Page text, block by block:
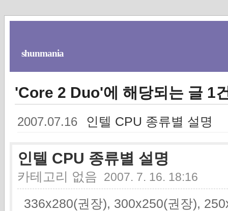
shunmania
'Core 2 Duo'에 해당되는 글 1
2007.07.16 인텔 CPU 종류별 설명
인텔 CPU 종류별 설명
카테고리 없음 2007. 7. 16. 18:16
336x280(권장), 300x250(권장),